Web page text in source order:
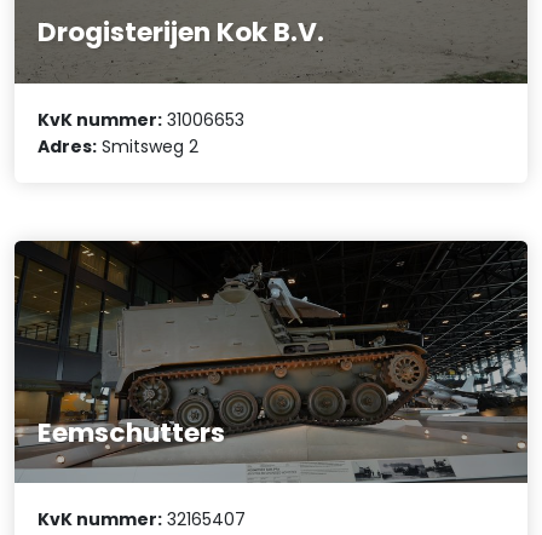
Drogisterijen Kok B.V.
KvK nummer: 31006653
Adres: Smitsweg 2
Eemschutters
KvK nummer: 32165407